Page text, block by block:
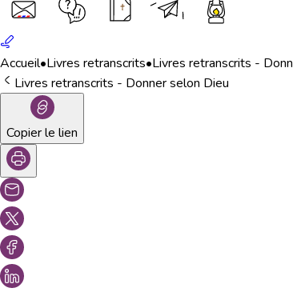
Accueil•Livres retranscrits•Livres retranscrits -
Livres retranscrits - Donner selon Dieu
Copier le lien